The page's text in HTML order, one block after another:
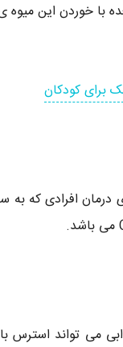
با خوردن این
برای کودکان
افرادی که به
می تواند استرس